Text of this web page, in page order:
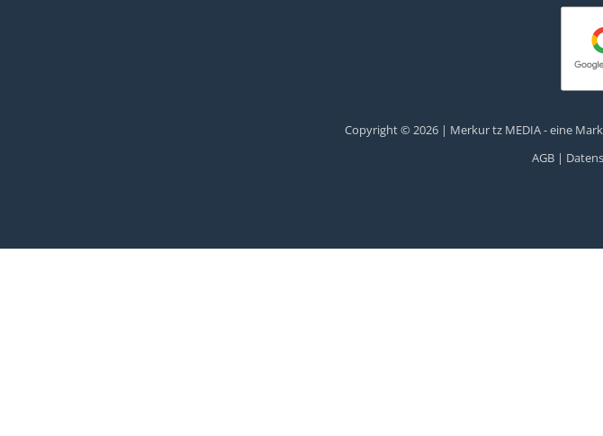
Copyright © 2026 | Merkur tz MEDIA - eine
AGB |